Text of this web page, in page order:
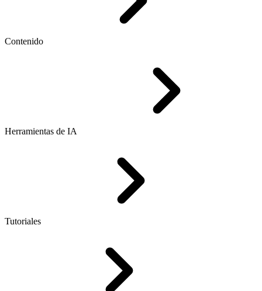
Contenido
Herramientas de IA
Tutoriales